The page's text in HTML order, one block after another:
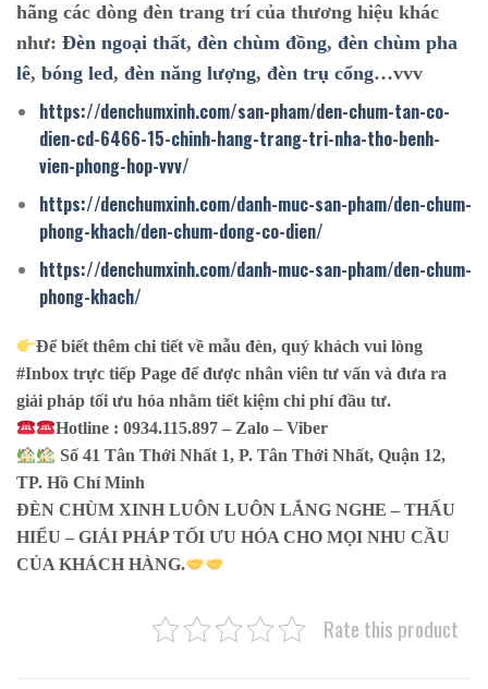
hãng các dòng đèn trang trí của thương hiệu khác
như: Đèn ngoại thất, đèn chùm đồng, đèn chùm pha
lê, bóng led, đèn năng lượng, đèn trụ cổng…vvv
https://denchumxinh.com/san-pham/den-chum-tan-co-
dien-cd-6466-15-chinh-hang-trang-tri-nha-tho-benh-
vien-phong-hop-vvv/
https://denchumxinh.com/danh-muc-san-pham/den-chum-
phong-khach/den-chum-dong-co-dien/
https://denchumxinh.com/danh-muc-san-pham/den-chum-
phong-khach/
Để biết thêm chi tiết về mẫu đèn, quý khách vui lòng
#Inbox trực tiếp Page để được nhân viên tư vấn và đưa ra
giải pháp tối ưu hóa nhằm tiết kiệm chi phí đầu tư.
Hotline : 0934.115.897 – Zalo – Viber
Số 41 Tân Thới Nhất 1, P. Tân Thới Nhất, Quận 12,
TP. Hồ Chí Minh
ĐÈN CHÙM XINH LUÔN LUÔN LẮNG NGHE – THẤU
HIỂU – GIẢI PHÁP TỐI ƯU HÓA CHO MỌI NHU CẦU
CỦA KHÁCH HÀNG.
Rate this product